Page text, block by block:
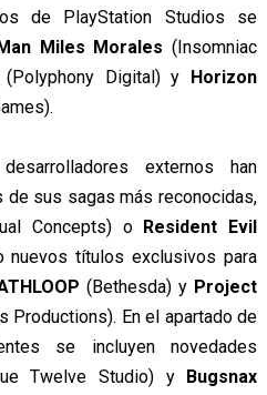
de PlayStation Studios se
Miles Morales (Insomniac
(Polyphony Digital) y Horizon
externos han
de sus sagas más reconocidas,
Concepts) o Resident Evil
nuevos títulos exclusivos para
(Bethesda) y Project
Productions). En el apartado de
se incluyen novedades
Twelve Studio) y Bugsnax